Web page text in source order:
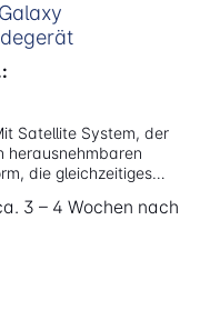
herausnehmbaren
die gleichzeitiges
durch mehrere
28
Papier), Bindekapazität
3 – 4 Wochen nach